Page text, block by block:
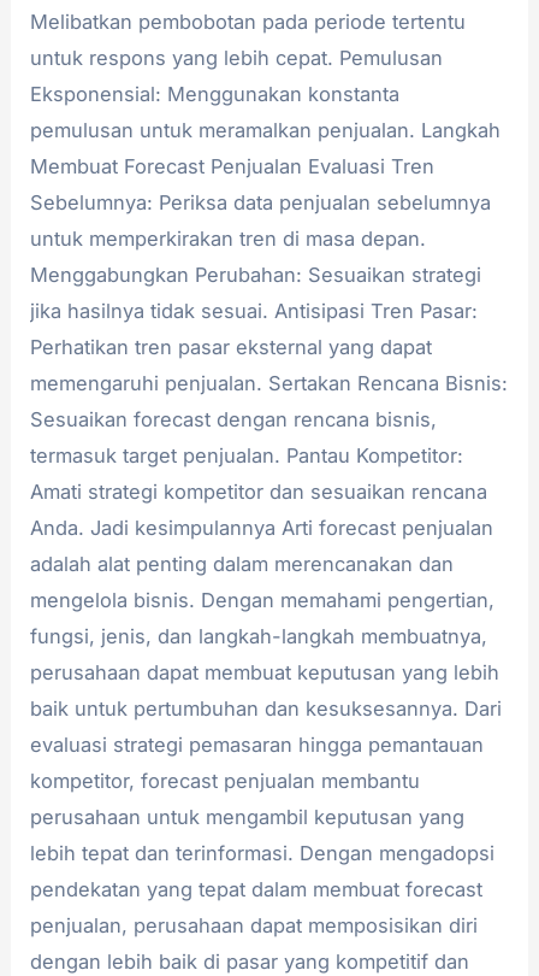
Melibatkan pembobotan pada periode tertentu
untuk respons yang lebih cepat. Pemulusan
Eksponensial: Menggunakan konstanta
pemulusan untuk meramalkan penjualan. Langkah
Membuat Forecast Penjualan Evaluasi Tren
Sebelumnya: Periksa data penjualan sebelumnya
untuk memperkirakan tren di masa depan.
Menggabungkan Perubahan: Sesuaikan strategi
jika hasilnya tidak sesuai. Antisipasi Tren Pasar:
Perhatikan tren pasar eksternal yang dapat
memengaruhi penjualan. Sertakan Rencana Bisnis:
Sesuaikan forecast dengan rencana bisnis,
termasuk target penjualan. Pantau Kompetitor:
Amati strategi kompetitor dan sesuaikan rencana
Anda. Jadi kesimpulannya Arti forecast penjualan
adalah alat penting dalam merencanakan dan
mengelola bisnis. Dengan memahami pengertian,
fungsi, jenis, dan langkah-langkah membuatnya,
perusahaan dapat membuat keputusan yang lebih
baik untuk pertumbuhan dan kesuksesannya. Dari
evaluasi strategi pemasaran hingga pemantauan
kompetitor, forecast penjualan membantu
perusahaan untuk mengambil keputusan yang
lebih tepat dan terinformasi. Dengan mengadopsi
pendekatan yang tepat dalam membuat forecast
penjualan, perusahaan dapat memposisikan diri
dengan lebih baik di pasar yang kompetitif dan